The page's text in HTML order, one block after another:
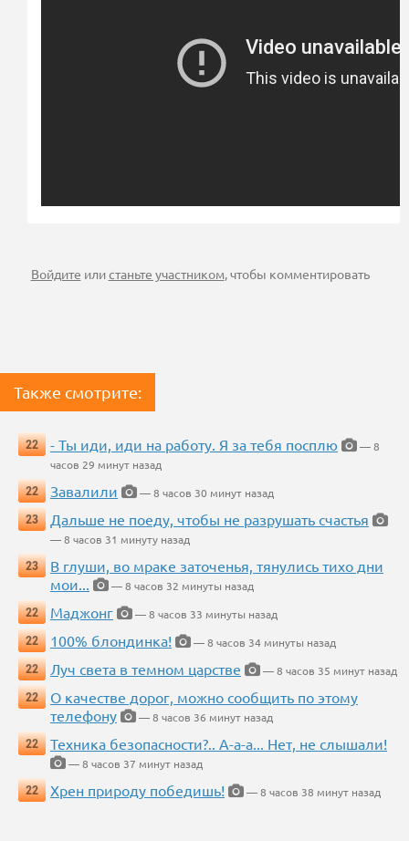
Войдите илистаньте участником, чтобы комментировать
Также смотрите:
22 - Ты иди, иди на работу. Я за тебя посплю
— 8
часов 29 минут назад
22
Завалили
— 8 часов 30 минут назад
23
Дальше не поеду, чтобы не разрушать счастья
— 8 часов 31 минуту назад
23
В глуши, во мраке заточенья, тянулись тихо дни
мои...
— 8 часов 32 минуты назад
22
Маджонг
— 8 часов 33 минуты назад
22
100% блондинка!
— 8 часов 34 минуты назад
22
Луч света в темном царстве
— 8 часов 35 минут назад
22
О качестве дорог, можно сообщить по этому
телефону
— 8 часов 36 минут назад
22
Техника безопасности?.. А-а-а... Нет, не слышали!
— 8 часов 37 минут назад
22
Хрен природу победишь! — 8 часов 38 минут назад